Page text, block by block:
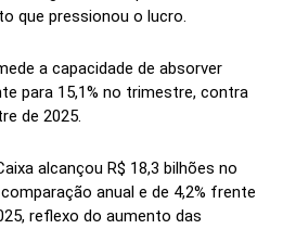
que pressionou o lucro.
a capacidade de absorver
para 15,1% no trimestre, contra
de 2025.
alcançou R$ 18,3 bilhões no
anual e de 4,2% frente
reflexo do aumento das